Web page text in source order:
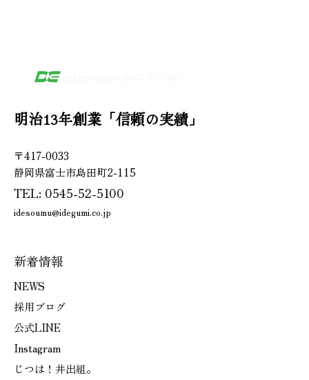
明治13年創業「信頼の実績」
〒417-0033
静岡県富士市島田町2-115
TEL: 0545-52-5100
idesoumu@idegumi.co.jp
新着情報
NEWS
採用ブログ
公式LINE
Instagram
じつは！井出組。